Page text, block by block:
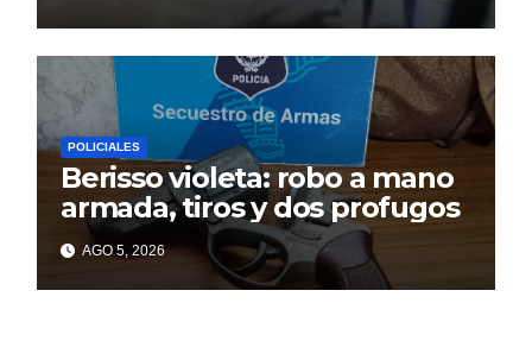
POLICIALES
Berisso violeta: robo a mano
armada, tiros y dos profugos
AGO 5, 2026